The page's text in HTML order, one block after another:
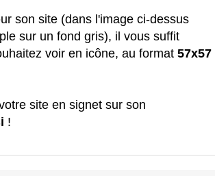
son site (dans l'image ci-dessus
sur un fond gris), il vous suffit
voir en icône, au format57x57
site en signet sur son
!